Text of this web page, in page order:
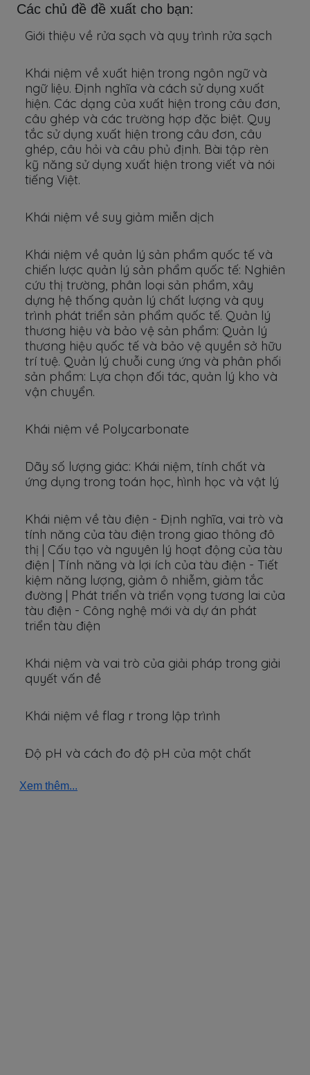
Các chủ đề đề xuất cho bạn:
Giới thiệu về rửa sạch và quy trình rửa sạch
Khái niệm về xuất hiện trong ngôn ngữ và
ngữ liệu. Định nghĩa và cách sử dụng xuất
hiện. Các dạng của xuất hiện trong câu đơn,
câu ghép và các trường hợp đặc biệt. Quy
tắc sử dụng xuất hiện trong câu đơn, câu
ghép, câu hỏi và câu phủ định. Bài tập rèn
kỹ năng sử dụng xuất hiện trong viết và nói
tiếng Việt.
Khái niệm về suy giảm miễn dịch
Khái niệm về quản lý sản phẩm quốc tế và
chiến lược quản lý sản phẩm quốc tế: Nghiên
cứu thị trường, phân loại sản phẩm, xây
dựng hệ thống quản lý chất lượng và quy
trình phát triển sản phẩm quốc tế. Quản lý
thương hiệu và bảo vệ sản phẩm: Quản lý
thương hiệu quốc tế và bảo vệ quyền sở hữu
trí tuệ. Quản lý chuỗi cung ứng và phân phối
sản phẩm: Lựa chọn đối tác, quản lý kho và
vận chuyển.
Khái niệm về Polycarbonate
Dãy số lượng giác: Khái niệm, tính chất và
ứng dụng trong toán học, hình học và vật lý
Khái niệm về tàu điện - Định nghĩa, vai trò và
tính năng của tàu điện trong giao thông đô
thị | Cấu tạo và nguyên lý hoạt động của tàu
điện | Tính năng và lợi ích của tàu điện - Tiết
kiệm năng lượng, giảm ô nhiễm, giảm tắc
đường | Phát triển và triển vọng tương lai của
tàu điện - Công nghệ mới và dự án phát
triển tàu điện
Khái niệm và vai trò của giải pháp trong giải
quyết vấn đề
Khái niệm về flag r trong lập trình
Độ pH và cách đo độ pH của một chất
Xem thêm...